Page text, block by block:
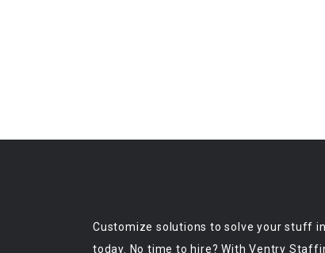
Customize solutions to solve your stuff in
today. No time to hire? With Ventry